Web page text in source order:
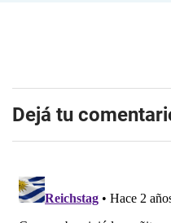
Dejá tu